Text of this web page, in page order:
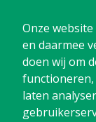
Onze
en daarmee
doen wij om
functioneren,
laten
Poelstraat 4
1441 RR